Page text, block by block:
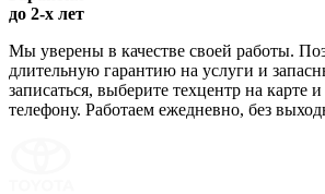
до 2-х лет
Мы уверены в качестве своей работы.
длительную гарантию на услуги и
записаться, выберите техцентр на карте
телефону. Работаем ежедневно, без